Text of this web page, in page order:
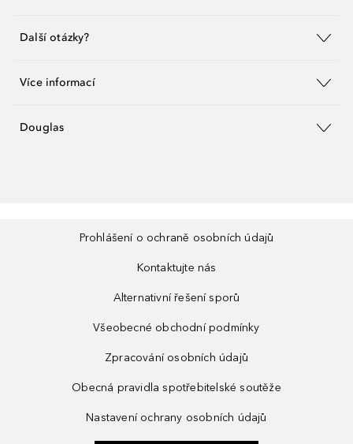
Další otázky?
Více informací
Douglas
Prohlášení o ochraně osobních údajů
Kontaktujte nás
Alternativní řešení sporů
Všeobecné obchodní podmínky
Zpracování osobních údajů
Obecná pravidla spotřebitelské soutěže
Nastavení ochrany osobních údajů